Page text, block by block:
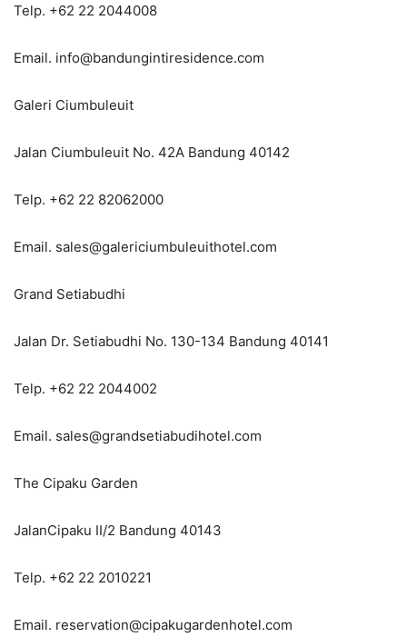
Telp. +62 22 2044008
Email. info@bandungintiresidence.com
Galeri Ciumbuleuit
Jalan Ciumbuleuit No. 42A Bandung 40142
Telp. +62 22 82062000
Email. sales@galericiumbuleuithotel.com
Grand Setiabudhi
Jalan Dr. Setiabudhi No. 130-134 Bandung 40141
Telp. +62 22 2044002
Email. sales@grandsetiabudihotel.com
The Cipaku Garden
JalanCipaku II/2 Bandung 40143
Telp. +62 22 2010221
Email. reservation@cipakugardenhotel.com